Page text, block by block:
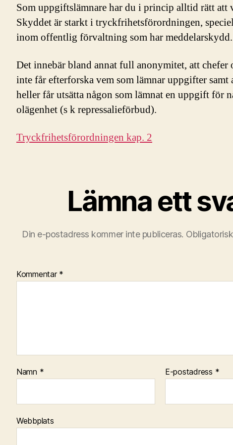
Som uppgiftslämnare har du i princip alltid rätt att
Skyddet är starkt i tryckfrihetsförordningen,
inom offentlig förvaltning som har meddelarskydd.
Det innebär bland annat full anonymitet, att chefer
inte får efterforska vem som lämnar uppgifter samt
heller får utsätta någon som lämnat en uppgift för
olägenhet (s k repressalieförbud).
Tryckfrihetsförordningen kap. 2
Lämna ett
Din e-postadress kommer inte publiceras.
Kommentar *
Namn * E-postadress *
Webbplats